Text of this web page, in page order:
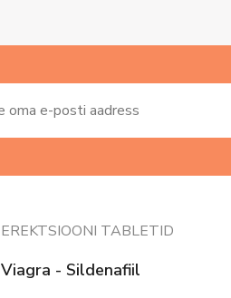
EREKTSIOONI TABLETID
Viagra - Sildenafiil